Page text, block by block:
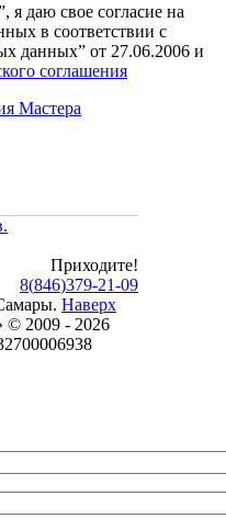
даю свое согласие на
в соответствии с
данных” от 27.06.2006 и
соглашения
Мастера
Приходите!
8(846)379-21-09
. Наверх
2009 - 2026